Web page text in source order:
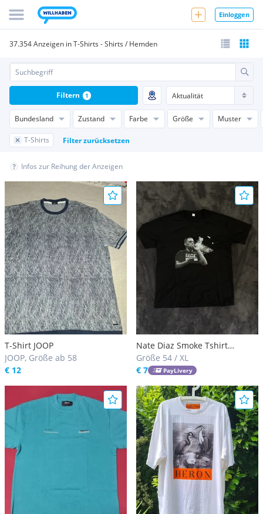
Einloggen
37.354 Anzeigen in T-Shirts - Shirts / Hemden
Bundesland Zustand Farbe Größe Muster
T-Shirts Filter zurücksetzen
Filtern 1
Infos zur Reihung der Anzeigen
T-Shirt JOOP
JOOP, Größe ab 58
€ 12
Nate Diaz Smoke Tshirt
ungetragen
Größe 54 / XL
€ 7
PayLivery